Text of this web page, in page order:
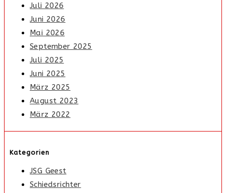
Juli 2026
Juni 2026
Mai 2026
September 2025
Juli 2025
Juni 2025
März 2025
August 2023
März 2022
Kategorien
JSG Geest
Schiedsrichter